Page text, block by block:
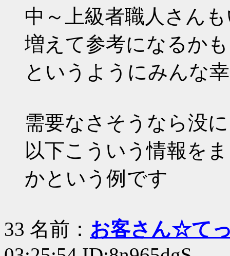
中～上級者職人さん
増えて参考になるか
というようにみんな
需要なさそうなら没
以下こういう情報を
かという例です
33 名前： お客さん☆て